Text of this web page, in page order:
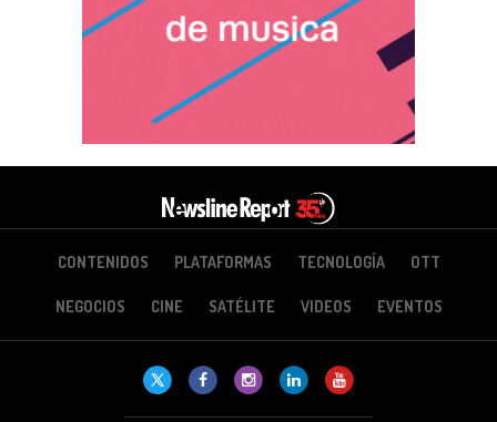
CONTENIDOS PLATAFORMAS TECNOLOGÍA OTT
NEGOCIOS CINE SATÉLITE VIDEOS EVENTOS